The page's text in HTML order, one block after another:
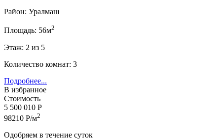
Район: Уралмаш
Площадь: 56м2
Этаж: 2 из 5
Количество комнат: 3
Подробнее...
В избранное
Стоимость
5 500 010 Р
98210 Р/м2
Одобряем в течение суток